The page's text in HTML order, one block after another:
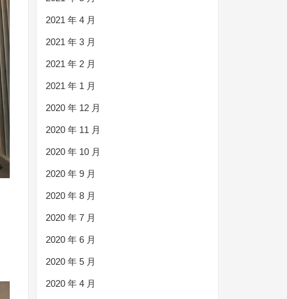
2021 年 4 月
2021 年 3 月
2021 年 2 月
2021 年 1 月
2020 年 12 月
2020 年 11 月
2020 年 10 月
2020 年 9 月
2020 年 8 月
2020 年 7 月
2020 年 6 月
2020 年 5 月
2020 年 4 月